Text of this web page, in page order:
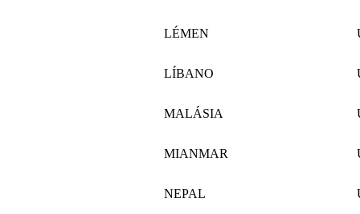
LÉMEN
LÍBANO
MALÁSIA
MIANMAR
NEPAL